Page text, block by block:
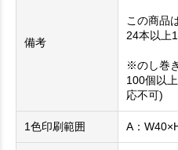
備考
この商品
24本以上
※のし巻
100個以
応不可)
1色印刷範囲 A：